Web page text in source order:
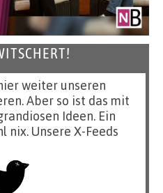
weiter unseren
Aber so ist das mit
Ideen. Ein
nix. Unsere X-Feeds